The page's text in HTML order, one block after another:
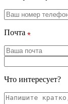
Почта
Что интересует?